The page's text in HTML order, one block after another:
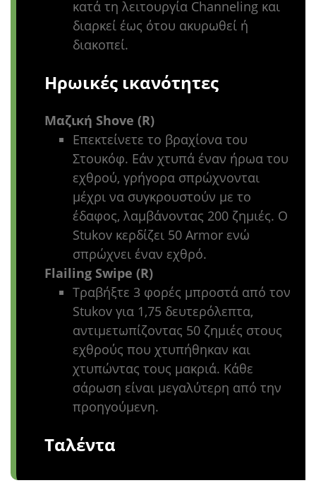
κατά τη λειτουργία Channeling και
διαρκεί έως ότου ακυρωθεί ή
διακοπεί.
Ηρωικές ικανότητες
Μαζική Shove (R)
Επεκτείνετε το βραχίονα του
Στουκόφ. Εάν χτυπά έναν ήρωα του
εχθρού, γρήγορα σπρώχνονται
μέχρι να συγκρουστούν με το
έδαφος, λαμβάνοντας 200 ζημιές. Ο
Stukov κερδίζει 50 Armor ενώ
σπρώχνει έναν εχθρό.
Flailing Swipe (R)
Τραβήξτε 3 φορές μπροστά από τον
Stukov για 1,75 δευτερόλεπτα,
αντιμετωπίζοντας 50 ζημιές στους
εχθρούς που χτυπήθηκαν και
χτυπώντας τους μακριά. Κάθε
σάρωση είναι μεγαλύτερη από την
προηγούμενη.
Ταλέντα